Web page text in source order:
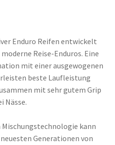
Enduro Reifen entwickelt
Reise-Enduros. Eine
mit einer ausgewogenen
beste Laufleistung
mit sehr gutem Grip
Nässe.
kann
Generationen von